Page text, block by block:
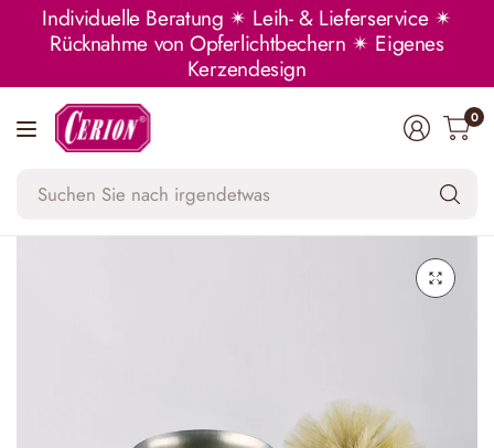
Individuelle Beratung ✴ Leih- & Lieferservice ✴
Rücknahme von Opferlichtbechern ✴ Eigenes
Kerzendesign
0